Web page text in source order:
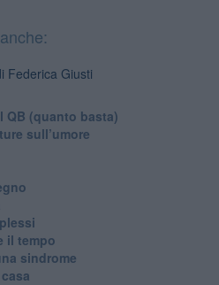
Federica Giusti
QB (quanto basta)
sull’umore
il tempo
sindrome